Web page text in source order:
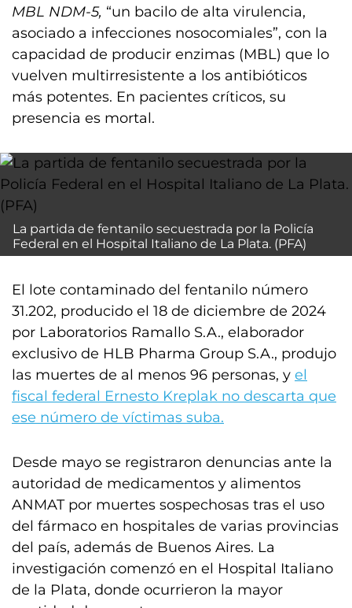
MBL NDM-5, “un bacilo de alta virulencia,
asociado a infecciones nosocomiales”, con la
capacidad de producir enzimas (MBL) que lo
vuelven multirresistente a los antibióticos
más potentes. En pacientes críticos, su
presencia es mortal.
La partida de fentanilo secuestrada por la Policía
Federal en el Hospital Italiano de La Plata. (PFA)
El lote contaminado del fentanilo número
31.202, producido el 18 de diciembre de 2024
por Laboratorios Ramallo S.A., elaborador
exclusivo de HLB Pharma Group S.A., produjo
las muertes de al menos 96 personas, y el
fiscal federal Ernesto Kreplak no descarta que
ese número de víctimas suba.
Desde mayo se registraron denuncias ante la
autoridad de medicamentos y alimentos
ANMAT por muertes sospechosas tras el uso
del fármaco en hospitales de varias provincias
del país, además de Buenos Aires. La
investigación comenzó en el Hospital Italiano
de la Plata, donde ocurrieron la mayor